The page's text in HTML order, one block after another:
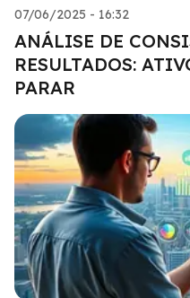
07/06/2025 - 16:32
ANÁLISE DE
RESULTADOS:
PARAR